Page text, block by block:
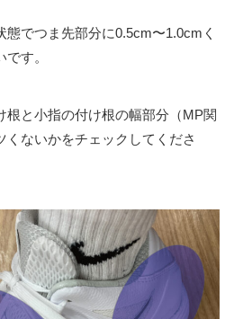
でつま先部分に0.5cm〜1.0cmく
す。
根と小指の付け根の幅部分（MP関
ないかをチェックしてくださ